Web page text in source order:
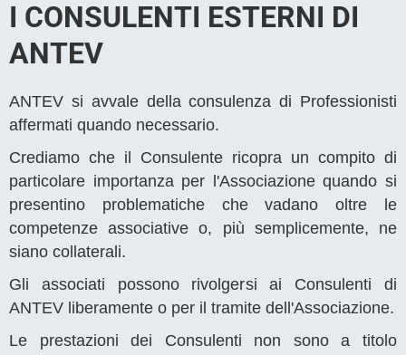
I CONSULENTI ESTERNI DI
ANTEV
ANTEV si avvale della consulenza di Professionisti
affermati quando necessario.
Crediamo che il Consulente ricopra un compito di
particolare importanza per l'Associazione quando si
presentino problematiche che vadano oltre le
competenze associative o, più semplicemente, ne
siano collaterali.
Gli associati possono rivolgersi ai Consulenti di
ANTEV liberamente o per il tramite dell'Associazione.
Le prestazioni dei Consulenti non sono a titolo